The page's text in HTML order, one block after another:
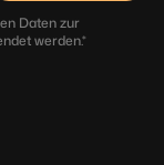
Daten zur
werden.*